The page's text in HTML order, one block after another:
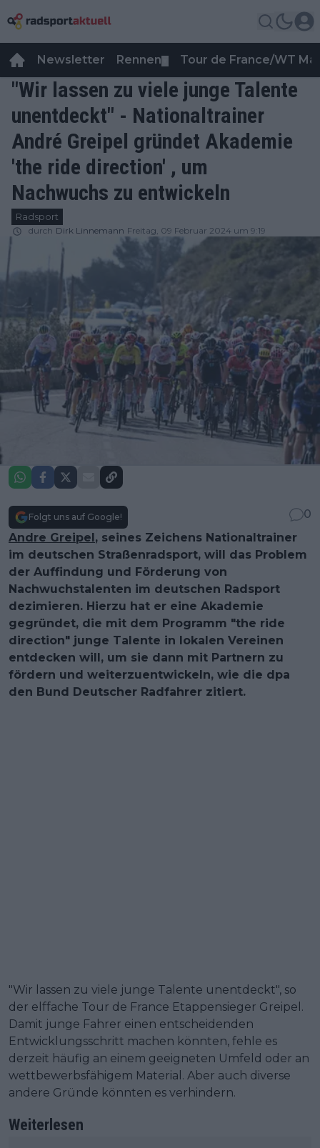
Newsletter Rennen Tour de France/WT
"Wir lassen zu viele junge Talente
unentdeckt" - Nationaltrainer
André Greipel gründet Akademie
'the ride direction' , um
Nachwuchs zu entwickeln
Radsport
durch Dirk Linnemann Freitag, 09 Februar 2024 um 9:19
Folgt uns auf Google!
0
Andre Greipel, seines Zeichens Nationaltrainer
im deutschen Straßenradsport, will das Problem
der Auffindung und Förderung von
Nachwuchstalenten im deutschen Radsport
dezimieren. Hierzu hat er eine Akademie
gegründet, die mit dem Programm "the ride
direction" junge Talente in lokalen Vereinen
entdecken will, um sie dann mit Partnern zu
fördern und weiterzuentwickeln, wie die dpa
den Bund Deutscher Radfahrer zitiert.
"Wir lassen zu viele junge Talente unentdeckt", so
der elffache Tour de France Etappensieger Greipel.
Damit junge Fahrer einen entscheidenden
Entwicklungsschritt machen könnten, fehle es
derzeit häufig an einem geeigneten Umfeld oder an
wettbewerbsfähigem Material. Aber auch diverse
andere Gründe könnten es verhindern.
Weiterlesen